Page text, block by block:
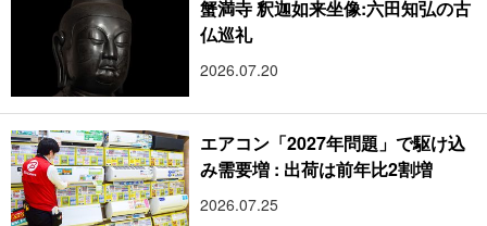
蟹満寺 釈迦如来坐像:六田知弘の古
仏巡礼
2026.07.20
エアコン「2027年問題」で駆け込
み需要増 : 出荷は前年比2割増
2026.07.25